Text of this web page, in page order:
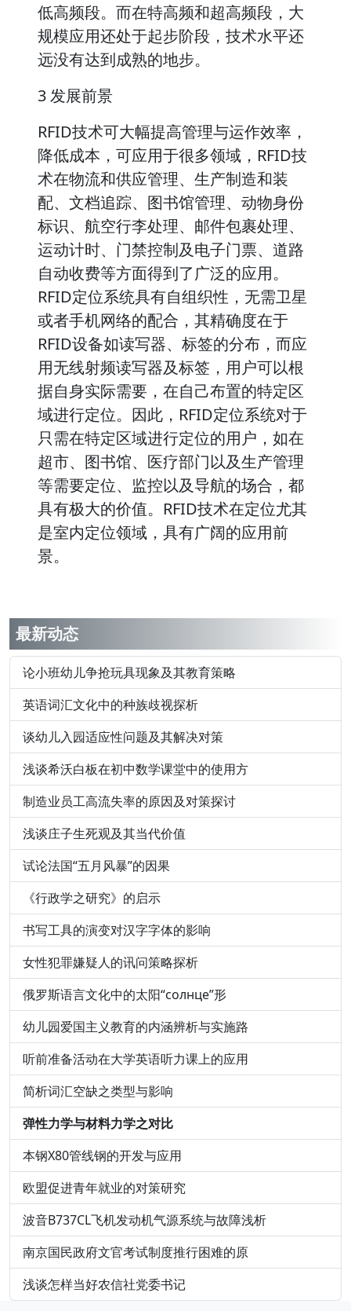
低高频段。而在特高频和超高频段，大
规模应用还处于起步阶段，技术水平还
远没有达到成熟的地步。
3 发展前景
RFID技术可大幅提高管理与运作效率，
降低成本，可应用于很多领域，RFID技
术在物流和供应管理、生产制造和装
配、文档追踪、图书馆管理、动物身份
标识、航空行李处理、邮件包裹处理、
运动计时、门禁控制及电子门票、道路
自动收费等方面得到了广泛的应用。
RFID定位系统具有自组织性，无需卫星
或者手机网络的配合，其精确度在于
RFID设备如读写器、标签的分布，而应
用无线射频读写器及标签，用户可以根
据自身实际需要，在自己布置的特定区
域进行定位。因此，RFID定位系统对于
只需在特定区域进行定位的用户，如在
超市、图书馆、医疗部门以及生产管理
等需要定位、监控以及导航的场合，都
具有极大的价值。RFID技术在定位尤其
是室内定位领域，具有广阔的应用前
景。
最新动态
论小班幼儿争抢玩具现象及其教育策略
英语词汇文化中的种族歧视探析
谈幼儿入园适应性问题及其解决对策
浅谈希沃白板在初中数学课堂中的使用方
制造业员工高流失率的原因及对策探讨
浅谈庄子生死观及其当代价值
试论法国“五月风暴”的因果
《行政学之研究》的启示
书写工具的演变对汉字字体的影响
女性犯罪嫌疑人的讯问策略探析
俄罗斯语言文化中的太阳“солнце”形
幼儿园爱国主义教育的内涵辨析与实施路
听前准备活动在大学英语听力课上的应用
简析词汇空缺之类型与影响
弹性力学与材料力学之对比
本钢X80管线钢的开发与应用
欧盟促进青年就业的对策研究
波音B737CL飞机发动机气源系统与故障浅析
南京国民政府文官考试制度推行困难的原
浅谈怎样当好农信社党委书记